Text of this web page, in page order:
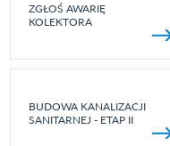
ZGŁOŚ AWARIĘ
KOLEKTORA
BUDOWA KANALIZACJI
SANITARNEJ - ETAP II